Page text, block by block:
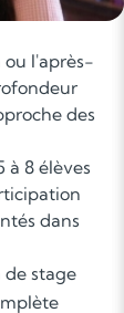
ou l'après-
des
à 8 élèves
dans
de stage